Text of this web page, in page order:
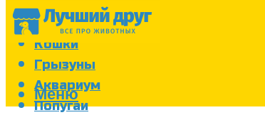
Собаки
Кошки
Грызуны
Аквариум
Попугаи
Меню